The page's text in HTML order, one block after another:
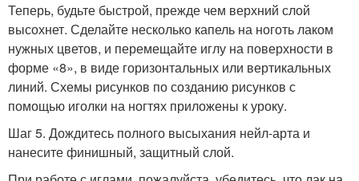
Теперь, будьте быстрой, прежде чем верхний слой
высохнет. Сделайте несколько капель на ноготь лаком
нужных цветов, и перемещайте иглу на поверхности в
форме «8», в виде горизонтальных или вертикальных
линий. Схемы рисунков по созданию рисунков с
помощью иголки на ногтях приложены к уроку.
Шаг 5. Дождитесь полного высыхания нейл-арта и
нанесите финишный, защитный слой.